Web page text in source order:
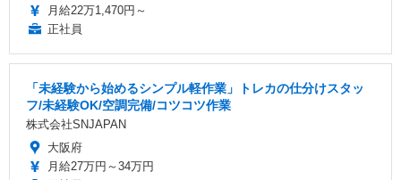
月給22万1,470円～
正社員
「未経験から始めるシンプル軽作業」トレカの仕分けスタッ
フ/未経験OK/空調完備/コツコツ作業
株式会社SNJAPAN
大阪府
月給27万円～34万円